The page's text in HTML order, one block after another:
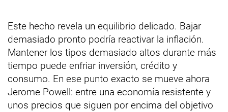
Este hecho revela un equilibrio delicado. Bajar
demasiado pronto podría reactivar la inflación.
Mantener los tipos demasiado altos durante más
tiempo puede enfriar inversión, crédito y
consumo. En ese punto exacto se mueve ahora
Jerome Powell: entre una economía resistente y
unos precios que siguen por encima del objetivo